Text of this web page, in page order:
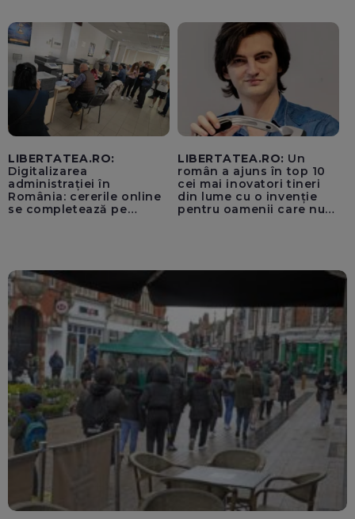
pentru instaurarea
„cenzurii” pe platforma X
LIBERTATEA.RO:
Digitalizarea
administrației în
România: cererile online
se completează pe
LIBERTATEA.RO: Un
român a ajuns în top 10
cei mai inovatori tineri
din lume cu o invenție
pentru oamenii care nu